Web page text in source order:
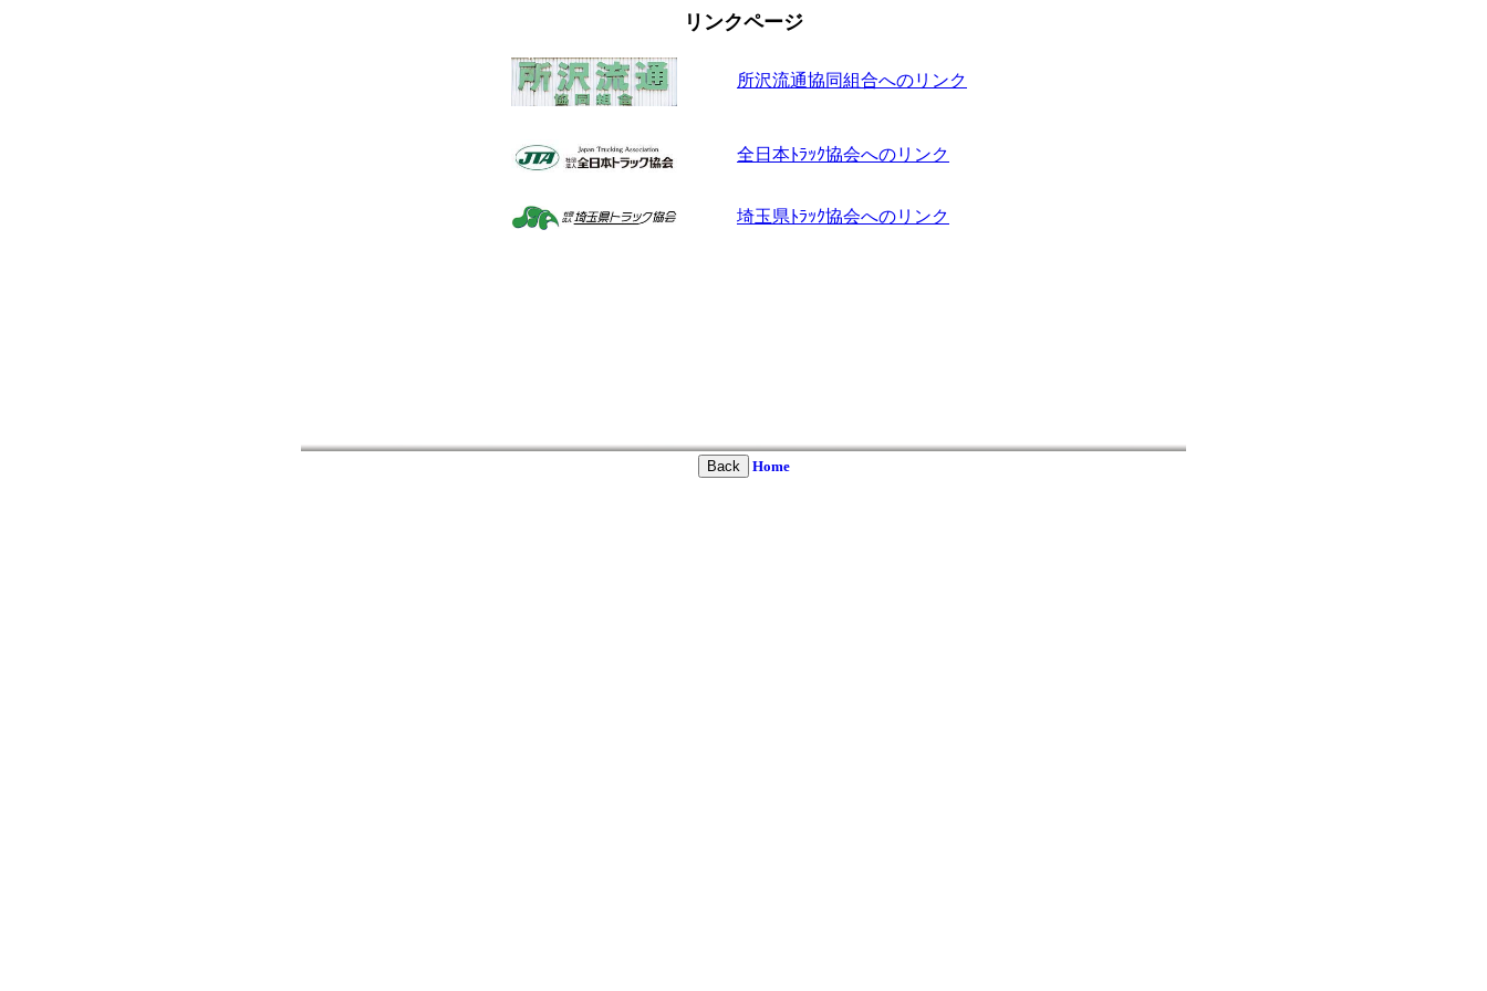
リンクページ
所沢流通協同組合へのリンク
全日本ﾄﾗｯｸ協会へのリンク
埼玉県ﾄﾗｯｸ協会へのリンク
Home